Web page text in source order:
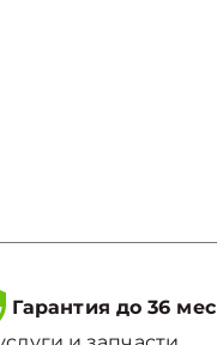
Гарантия до 36 мес